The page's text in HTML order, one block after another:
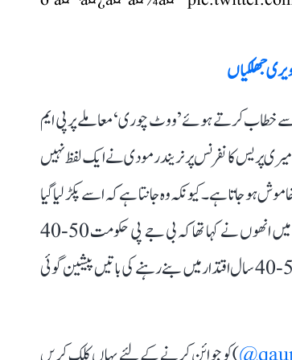
جھلکیاں
سے خطاب کرتے ہوئے ’ووٹ چوری‘ معاملے پر پی ایم
پریس کانفرنس پر نریندر مودی نے ایک لفظ نہیں
ہو جاتا ہے۔ کیونکہ وہ جانتا ہے کہ اسے پکڑ لیا گیا
ہے۔‘‘ راہل گاندھی نے امت شاہ کے اس پرانے بیان پر بھی ذکر کیا جس میں انھوں نے کہا تھا کہ بی جے پی حکومت 50-40
سالوں تک رہنے والی ہے۔ اس معاملے میں راہل گاندھی کا کہنا ہے کہ ’’50-40 سال اقتدار میں بنے رہنے کی باتیں پیشین گوئی